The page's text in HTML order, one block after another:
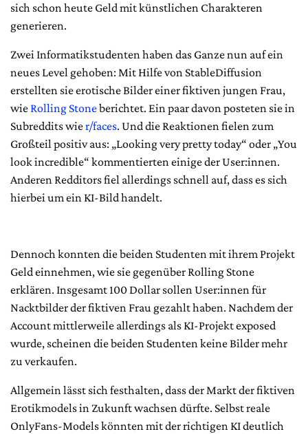
sich schon heute Geld mit künstlichen Charakteren
generieren.
Zwei Informatikstudenten haben das Ganze nun auf ein
neues Level gehoben: Mit Hilfe von StableDiffusion
erstellten sie erotische Bilder einer fiktiven jungen Frau,
wie Rolling Stoneberichtet. Ein paar davon posteten sie in
Subreddits wier/faces. Und die Reaktionen fielen zum
Großteil positiv aus: „Looking very pretty today“ oder „You
look incredible“ kommentierten einige der User:innen.
Anderen Redditors fiel allerdings schnell auf, dass es sich
hierbei um ein KI-Bild handelt.
Dennoch konnten die beiden Studenten mit ihrem Projekt
Geld einnehmen, wie sie gegenüber Rolling Stone
erklären. Insgesamt 100 Dollar sollen User:innen für
Nacktbilder der fiktiven Frau gezahlt haben. Nachdem der
Account mittlerweile allerdings als KI-Projekt exposed
wurde, scheinen die beiden Studenten keine Bilder mehr
zu verkaufen.
Allgemein lässt sich festhalten, dass der Markt der fiktiven
Erotikmodels in Zukunft wachsen dürfte. Selbst reale
OnlyFans-Models könnten mit der richtigen KI deutlich